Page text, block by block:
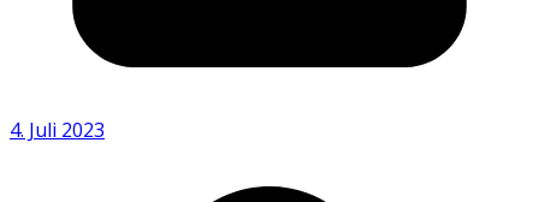
4. Juli 2023